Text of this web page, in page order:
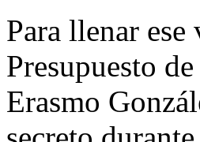
Para llenar
Presupuesto
Erasmo